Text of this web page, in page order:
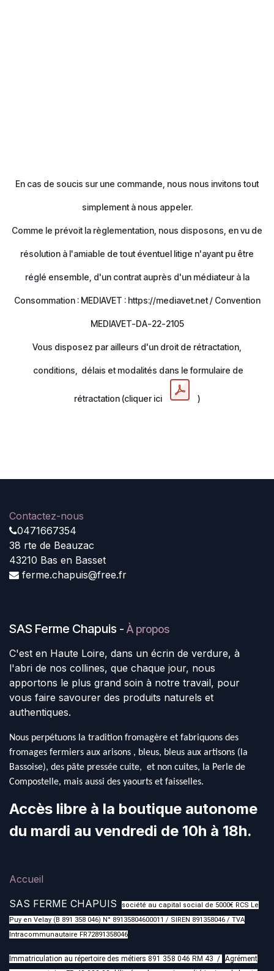
En cas de soucis sur une commande, nous nous invitons tout
simplement à nous appeler.
Comme le prévoit la règlementation, nous disposons, en vu de
résolution à l'amiable de tout éventuel litige n'ayant pu être
réglé ensemble, d'un contrat auprès d'un médiateur à la
Consommation : MEDIAVET : https://mediavet.net / Convention
MEDIAVET-DA-22-2105
Vous disposez par ailleurs d'un droit de rétractation,
conditions, délais et modalités dans le formulaire de
rétractation (cliquer ici )
Contactez-nous
0471667354
38 rte de Beauzac
43210 Bas en Basset
ferme.chapuis@free.fr
SAS Ferme Chapuis - À propos
C'est en Haute Loire, dans un écrin de verdure, à
l'abri de nos collines, que chaque jour, nous
apportons le plus grand soin à notre travail, pour
vous faire savourer des produits naturels et
authentiques.
Nous perpétuons la tradition fromagère et fabriquons des
fromages fermiers aux arisons , bleus, bleus aux artisons (la
Bassoise), des pâte pressée cuite, et non cuites, la Perle de
Compostelle, mais aussi des yaourts et faisselles.
Accès libre à la boutique autonome
du mardi au vendredi de 10h à 18h.
Accueil
SAS FERME CHAPUIS
société au capital social de 5000€ RCS Le
Puy en Velay (B 891 358 046) N° 89135804600011 / SIREN 891358046 / TVA
Intracommunautaire FR72891358046
Immatriculation au répertoire des métiers 891 358 046 RM 43 / Agrément